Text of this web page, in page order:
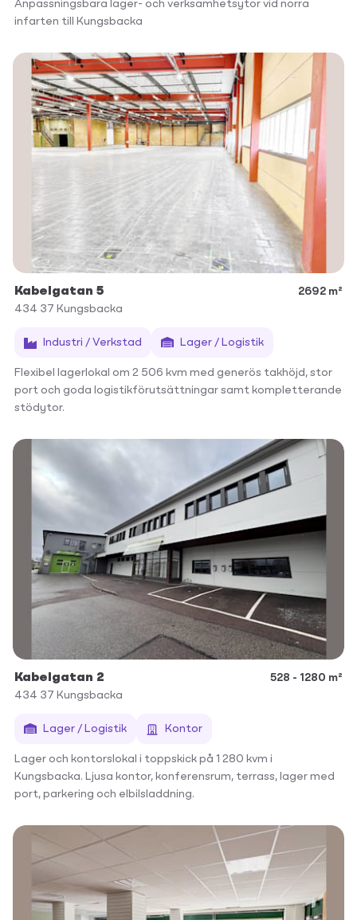
Anpassningsbara lager- och verksamhetsytor vid norra
infarten till Kungsbacka
Kabelgatan 5
2692 m²
434 37 Kungsbacka
Industri / Verkstad Lager / Logistik
Flexibel lagerlokal om 2 506 kvm med generös takhöjd, stor
port och goda logistikförutsättningar samt kompletterande
stödytor.
Kabelgatan 2
528 - 1280 m²
434 37 Kungsbacka
Lager / Logistik Kontor
Lager och kontorslokal i toppskick på 1 280 kvm i
Kungsbacka. Ljusa kontor, konferensrum, terrass, lager med
port, parkering och elbilsladdning.